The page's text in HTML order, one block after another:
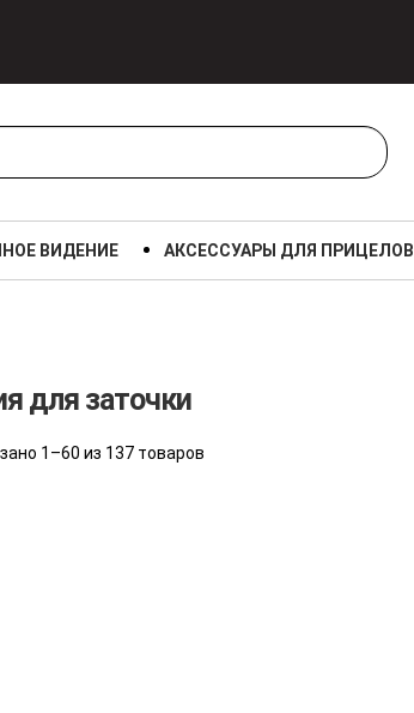
ВИДЕНИЕ АКСЕССУАРЫ ДЛЯ ПРИЦЕЛОВ
для заточки
1–60 из 137 товаров